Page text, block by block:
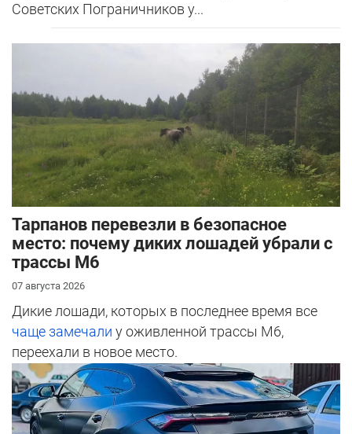
Советских Пограничников у...
Тарпанов перевезли в безопасное
место: почему диких лошадей убрали с
трассы М6
07 августа 2026
Дикие лошади, которых в последнее время все
чаще замечали у оживленной трассы М6,
переехали в новое место.